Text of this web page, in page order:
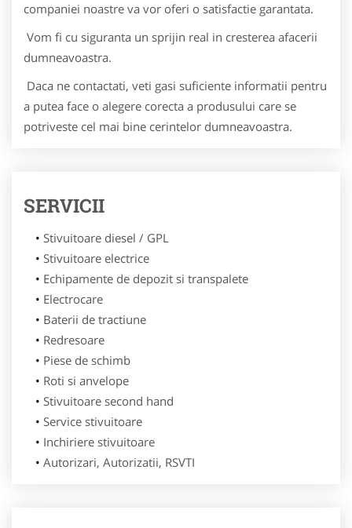
companiei noastre va vor oferi o satisfactie garantata.
Vom fi cu siguranta un sprijin real in cresterea afacerii
dumneavoastra.
Daca ne contactati, veti gasi suficiente informatii pentru
a putea face o alegere corecta a produsului care se
potriveste cel mai bine cerintelor dumneavoastra.
SERVICII
Stivuitoare diesel / GPL
Stivuitoare electrice
Echipamente de depozit si transpalete
Electrocare
Baterii de tractiune
Redresoare
Piese de schimb
Roti si anvelope
Stivuitoare second hand
Service stivuitoare
Inchiriere stivuitoare
Autorizari, Autorizatii, RSVTI